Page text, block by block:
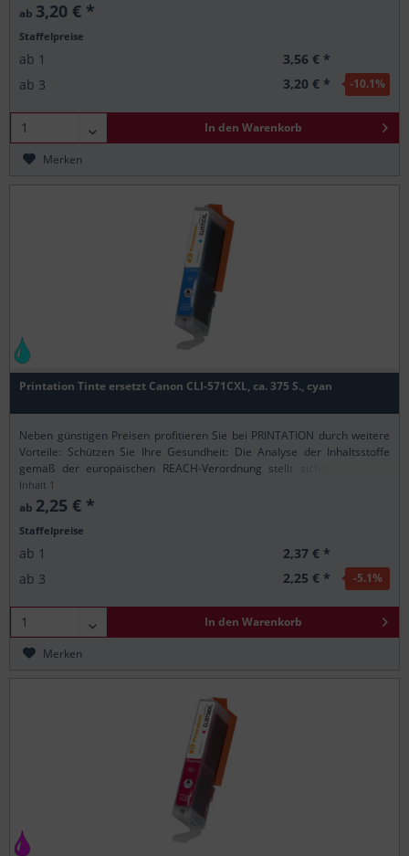
ab 3,20 € *
Staffelpreise
ab 1
3,56 € *
ab 3 3,20 € * -10.1%
In den Warenkorb
Merken
Printation Tinte ersetzt Canon CLI-571CXL, ca. 375 S., cyan
Neben günstigen Preisen profitieren Sie bei PRINTATION durch weitere
Vorteile: Schützen Sie Ihre Gesundheit: Die Analyse der Inhaltsstoffe
gemäß der europäischen REACH-Verordnung stellt sicher, dass alle
Printation-Produkte nur...
Inhalt 1
ab 2,25 € *
Staffelpreise
ab 1
2,37 € *
ab 3 2,25 € * -5.1%
In den Warenkorb
Merken